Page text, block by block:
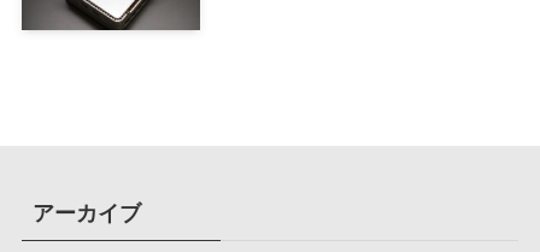
アーカイブ